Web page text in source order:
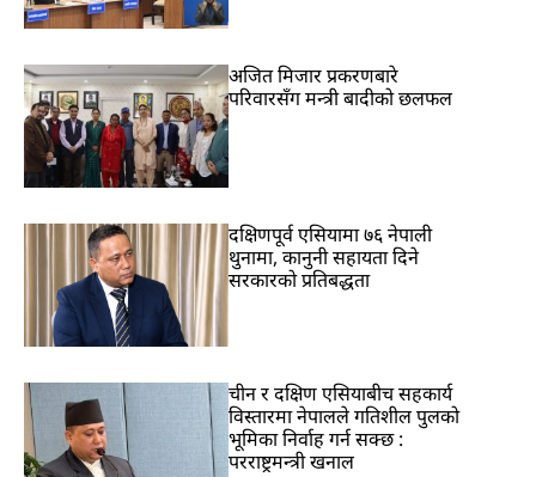
अजित मिजार प्रकरणबारे
परिवारसँग मन्त्री बादीको छलफल
दक्षिणपूर्व एसियामा ७६ नेपाली
थुनामा, कानुनी सहायता दिने
सरकारको प्रतिबद्धता
चीन र दक्षिण एसियाबीच सहकार्य
विस्तारमा नेपालले गतिशील पुलको
भूमिका निर्वाह गर्न सक्छ :
परराष्ट्रमन्त्री खनाल